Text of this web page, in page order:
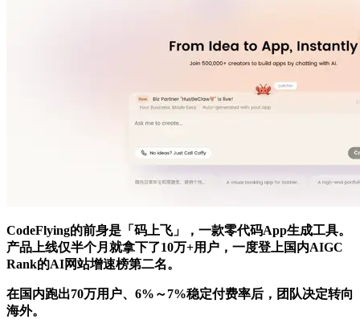
CodeFlying的前身是「码上飞」，一款零代码App生成工具。
产品上线仅半个月就拿下了10万+用户，一度登上国内AIGC
Rank的AI网站增速榜第二名。
在国内跑出70万用户、6%～7%稳定付费率后，团队决定转向
海外。